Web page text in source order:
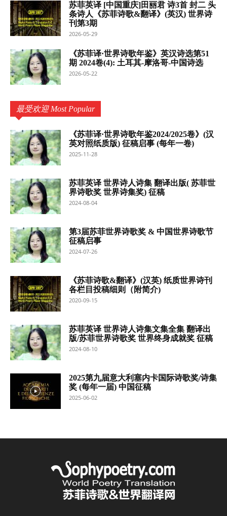
苏菲英译 [中国重庆]田丽君 诗3首 封二 头
条诗人《苏菲诗歌&翻译》(英汉) 世界诗
刊第3期
2026-05-29
《苏菲译·世界诗歌年鉴》英汉诗选第51
期 2024卷(4): 土耳其-摩洛哥-中国诗选
2026-05-22
最受欢迎 Most Popular
《苏菲译·世界诗歌年鉴2024/2025卷》(汉
英对照纸质版) 征稿启事 (每年一卷)
2025-11-28
苏菲英译 世界诗人诗集 翻译出版( 苏菲世
界诗歌奖 世界诗集奖) 征稿
2024-08-04
第3届苏菲世界诗歌奖 & 中国世界诗歌节
征稿启事
2024-07-26
《苏菲诗歌&翻译》(汉英) 纸质世界诗刊
各栏目投稿细则（附简介)
2020-09-15
苏菲英译 世界诗人诗集文集全集 翻译出
版/苏菲世界诗歌奖 世界终身成就奖 征稿
2024-08-10
2025第九届意大利塞内卡国际诗歌奖/诗集
奖 (每年一届) 中国征稿
2025-06-02